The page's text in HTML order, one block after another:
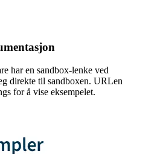
har en sandbox-lenke ved
direkte til sandboxen. URLen
for å vise eksempelet.